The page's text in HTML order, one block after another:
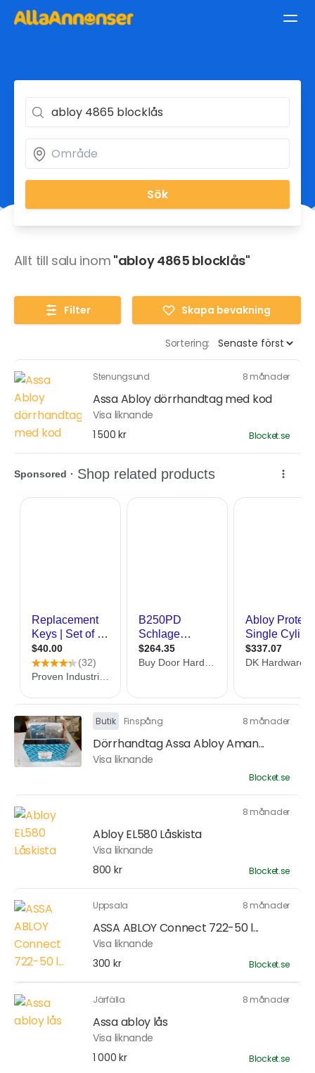
Sök
Allt till salu inom "abloy 4865 blocklås"
Filter Skapa bevakning
Sortering:
Stenungsund 8 månader
Assa Abloy dörrhandtag med kod
Visa liknande
1 500 kr
Blocket.se
Butik Finspång 8 månader
Dörrhandtag Assa Abloy Aman...
Visa liknande
Blocket.se
8 månader
Abloy EL580 Låskista
Visa liknande
800 kr
Blocket.se
Uppsala 8 månader
ASSA ABLOY Connect 722-50 l...
Visa liknande
300 kr
Blocket.se
Järfälla 8 månader
Assa abloy lås
Visa liknande
1 000 kr
Blocket.se